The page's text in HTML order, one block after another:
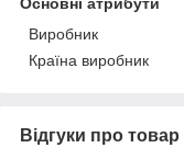
Виробник
Країна виробник
Відгуки про товар